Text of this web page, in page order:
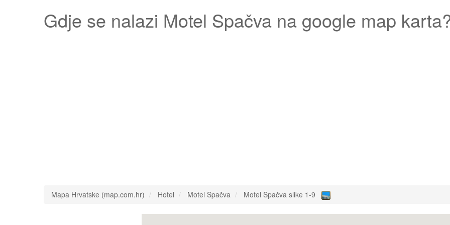
Gdje se nalazi Motel Spačva na google map
Mapa Hrvatske (map.com.hr) Hotel Motel Spačva Motel Spačva slike 1-9